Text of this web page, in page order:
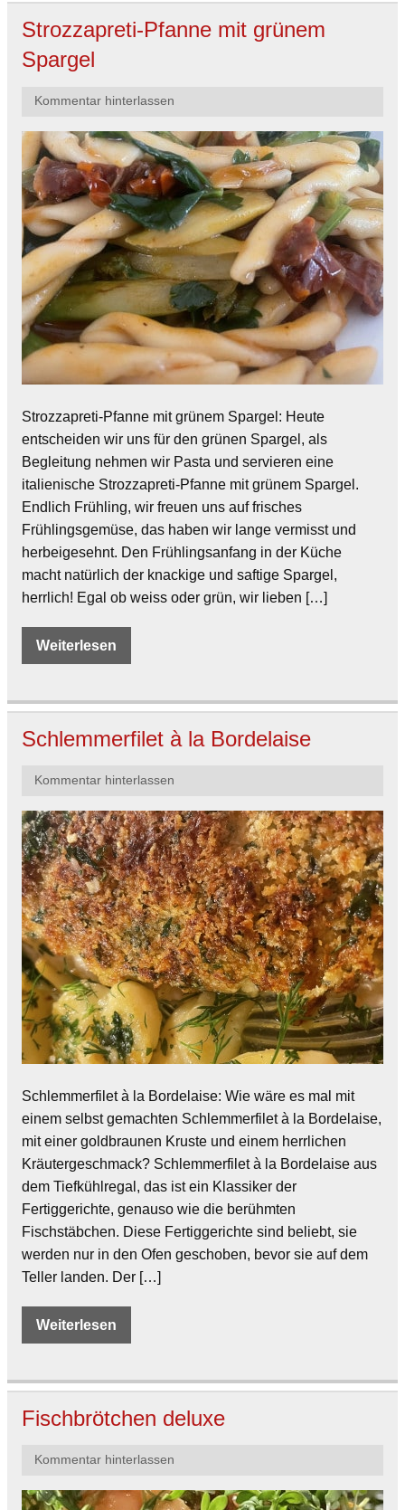
Strozzapreti-Pfanne mit grünem
Spargel
Kommentar hinterlassen
Strozzapreti-Pfanne mit grünem Spargel: Heute
entscheiden wir uns für den grünen Spargel, als
Begleitung nehmen wir Pasta und servieren eine
italienische Strozzapreti-Pfanne mit grünem Spargel.
Endlich Frühling, wir freuen uns auf frisches
Frühlingsgemüse, das haben wir lange vermisst und
herbeigesehnt. Den Frühlingsanfang in der Küche
macht natürlich der knackige und saftige Spargel,
herrlich! Egal ob weiss oder grün, wir lieben […]
Weiterlesen
Schlemmerfilet à la Bordelaise
Kommentar hinterlassen
Schlemmerfilet à la Bordelaise: Wie wäre es mal mit
einem selbst gemachten Schlemmerfilet à la Bordelaise,
mit einer goldbraunen Kruste und einem herrlichen
Kräutergeschmack? Schlemmerfilet à la Bordelaise aus
dem Tiefkühlregal, das ist ein Klassiker der
Fertiggerichte, genauso wie die berühmten
Fischstäbchen. Diese Fertiggerichte sind beliebt, sie
werden nur in den Ofen geschoben, bevor sie auf dem
Teller landen. Der […]
Weiterlesen
Fischbrötchen deluxe
Kommentar hinterlassen